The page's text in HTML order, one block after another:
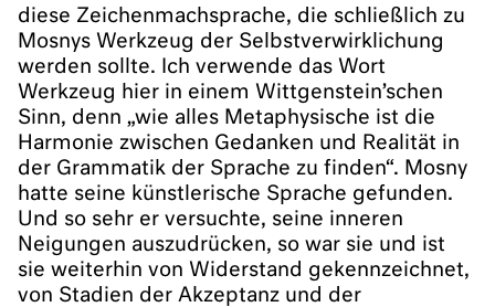
diese Zeichenmachsprache, die schließlich zu
Mosnys Werkzeug der Selbstverwirklichung
werden sollte. Ich verwende das Wort
Werkzeug hier in einem Wittgenstein’schen
Sinn, denn „wie alles Metaphysische ist die
Harmonie zwischen Gedanken und Realität in
der Grammatik der Sprache zu finden“. Mosny
hatte seine künstlerische Sprache gefunden.
Und so sehr er versuchte, seine inneren
Neigungen auszudrücken, so war sie und ist
sie weiterhin von Widerstand gekennzeichnet,
von Stadien der Akzeptanz und der